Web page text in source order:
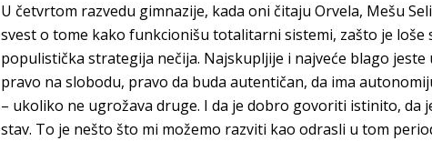
U četvrtom razvedu gimnazije, kada oni čitaju Orvela, Mešu
svest o tome kako funkcionišu totalitarni sistemi, zašto je
populistička strategija nečija. Najskupljije i najveće blago
pravo na slobodu, pravo da buda autentičan, da ima
– ukoliko ne ugrožava druge. I da je dobro govoriti istinito, da
stav. To je nešto što mi možemo razviti kao odrasli u tom